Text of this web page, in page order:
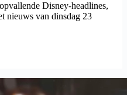
Disney-headlines,
nieuws van dinsdag 23